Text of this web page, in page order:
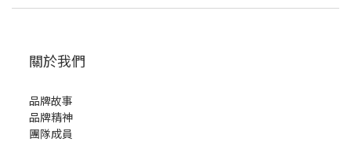
關於我們
品牌故事
品牌精神
團隊成員